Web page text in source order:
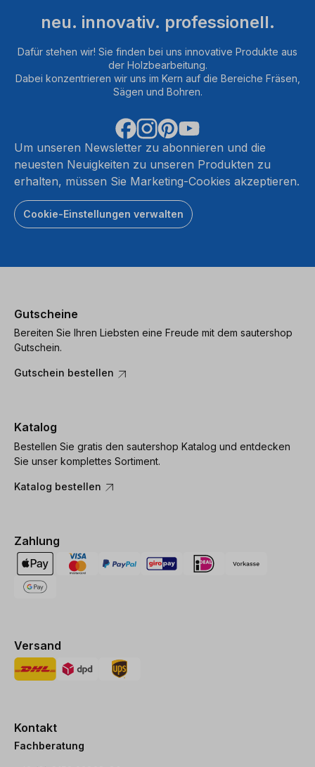
neu. innovativ. professionell.
Dafür stehen wir! Sie finden bei uns innovative Produkte aus
der Holzbearbeitung.
Dabei konzentrieren wir uns im Kern auf die Bereiche Fräsen,
Sägen und Bohren.
Um unseren Newsletter zu abonnieren und die
neuesten Neuigkeiten zu unseren Produkten zu
erhalten, müssen Sie Marketing-Cookies akzeptieren.
Cookie-Einstellungen verwalten
Gutscheine
Bereiten Sie Ihren Liebsten eine Freude mit dem sautershop
Gutschein.
Gutschein bestellen
Katalog
Bestellen Sie gratis den sautershop Katalog und entdecken
Sie unser komplettes Sortiment.
Katalog bestellen
Zahlung
Versand
Kontakt
Fachberatung